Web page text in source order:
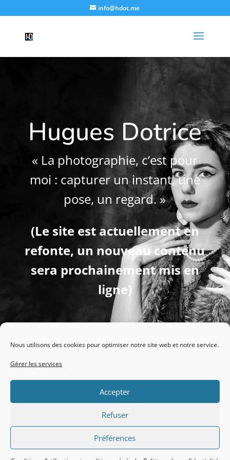
Nous utilisons des cookies pour optimiser notre site web et notre service.
Gérer les services
Accepter
Refuser
Préférences
info@hdot.me
Hugues Dotrice
« La photographie, c’est pour
moi : capturer un instant, une
pose, un regard. »
(Le site est actuellement en
refonte, un nouveau contenu
sera prochainement mis en
ligne)
https://hdot.me/photographie/
N'hésitez pas à nous contacter : Hugues Dotrice -